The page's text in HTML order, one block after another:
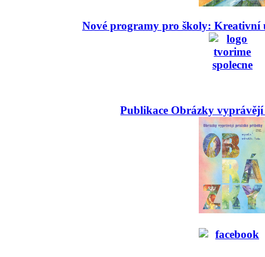
Nové programy pro školy: Kreativní
Publikace Obrázky